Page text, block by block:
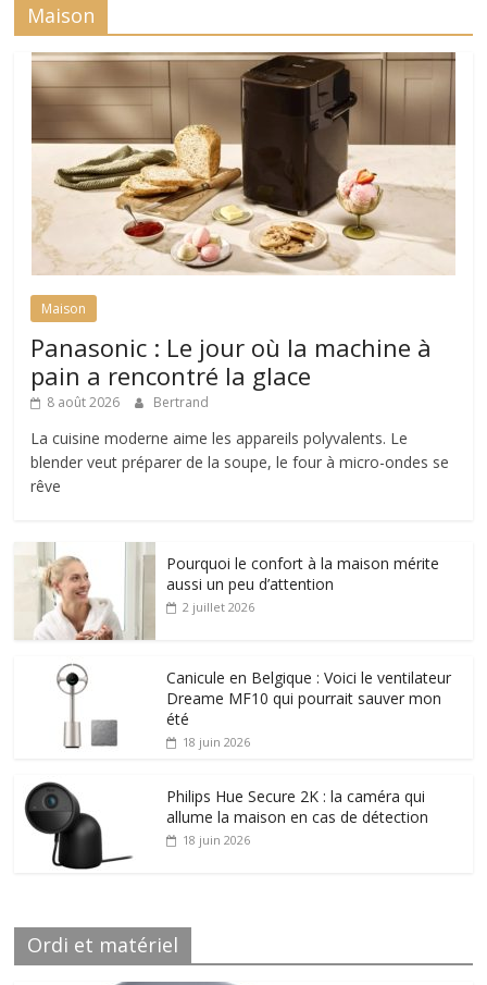
Maison
Maison
Panasonic : Le jour où la machine à
pain a rencontré la glace
8 août 2026 Bertrand
La cuisine moderne aime les appareils polyvalents. Le
blender veut préparer de la soupe, le four à micro-ondes se
rêve
Pourquoi le confort à la maison mérite
aussi un peu d’attention
2 juillet 2026
Canicule en Belgique : Voici le ventilateur
Dreame MF10 qui pourrait sauver mon
été
18 juin 2026
Philips Hue Secure 2K : la caméra qui
allume la maison en cas de détection
18 juin 2026
Ordi et matériel